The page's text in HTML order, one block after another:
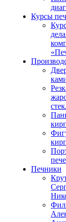
Курсы
Печники